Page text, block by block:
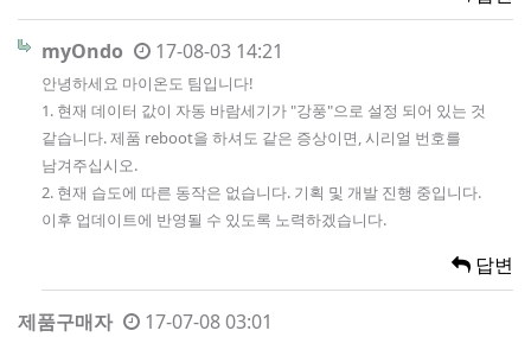
myOndo 17-08-03 14:21
안녕하세요 마이온도 팀입니다!
1. 현재 데이터 값이 자동 바람세기가 "강풍"으로 설정 되어 있는 것
같습니다. 제품 reboot을 하셔도 같은 증상이면, 시리얼 번호를
남겨주십시오.
2. 현재 습도에 따른 동작은 없습니다. 기획 및 개발 진행 중입니다.
이후 업데이트에 반영될 수 있도록 노력하겠습니다.
답변
제품구매자 17-07-08 03:01